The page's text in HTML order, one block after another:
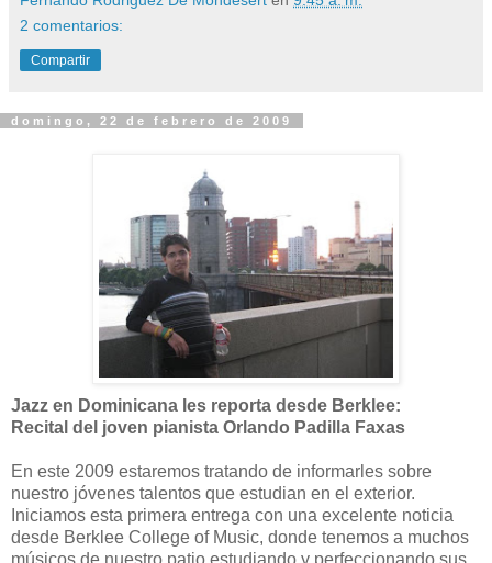
2 comentarios:
Compartir
domingo, 22 de febrero de 2009
Jazz en Dominicana les reporta desde Berklee:
Recital del joven pianista Orlando Padilla Faxas
En este 2009 estaremos tratando de informarles sobre
nuestro jóvenes talentos que estudian en el exterior.
Iniciamos esta primera entrega con una excelente noticia
desde Berklee College of Music, donde tenemos a muchos
músicos de nuestro patio estudiando y perfeccionando sus